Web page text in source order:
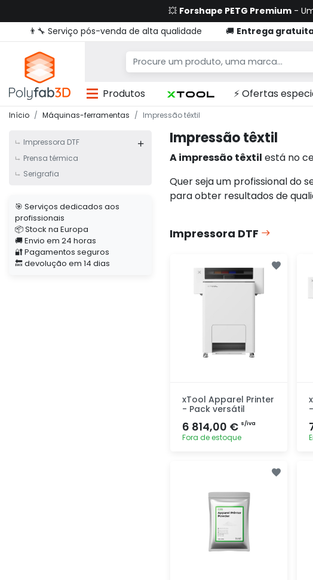
💥 Forshape PETG Premium-
👨‍🔧 Serviço pós-venda de alta qualidade
🚚 Entrega
Produtos ⚡ Ofertas
Início Máquinas-ferramentas Impressão têxtil
Impressora DTF
Prensa térmica
Serigrafia
🎯 Serviços dedicados aos
profissionais
📦 Stock na Europa
🚚 Envio em 24 horas
🔐 Pagamentos seguros
🔙 devolução em 14 dias
Impressão têxtil
A impressão têxtil está no
Quer seja um profissional do
para obter resultados de
Impressora DTF
xTool Apparel Printer
- Pack versátil
6 814,00 € s/iva
Fora de estoque